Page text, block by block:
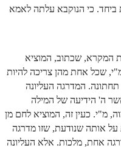
ביחד. כי הנוקבא עלתה לאמא
המקרא, שכתוב, המוציא
שכל אחת מהן צריכה להיות
המדרגה העליונה
ה' הידיעה של המילה
מ"י. כעין זה, המוציא לחם מן
אותה שנודעת, שזו מדרגה
אחת, מלכות. אלא העליונה